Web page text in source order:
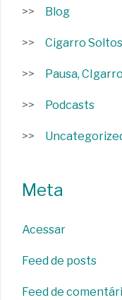
Blog
Cigarro Soltos
Pausa,
Podcasts
Meta
Acessar
Feed de posts
Feed de